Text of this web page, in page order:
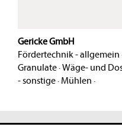
Gericke GmbH
Fördertechnik - allgemein
Granulate·Wäge- und
- sonstige· Mühlen ·